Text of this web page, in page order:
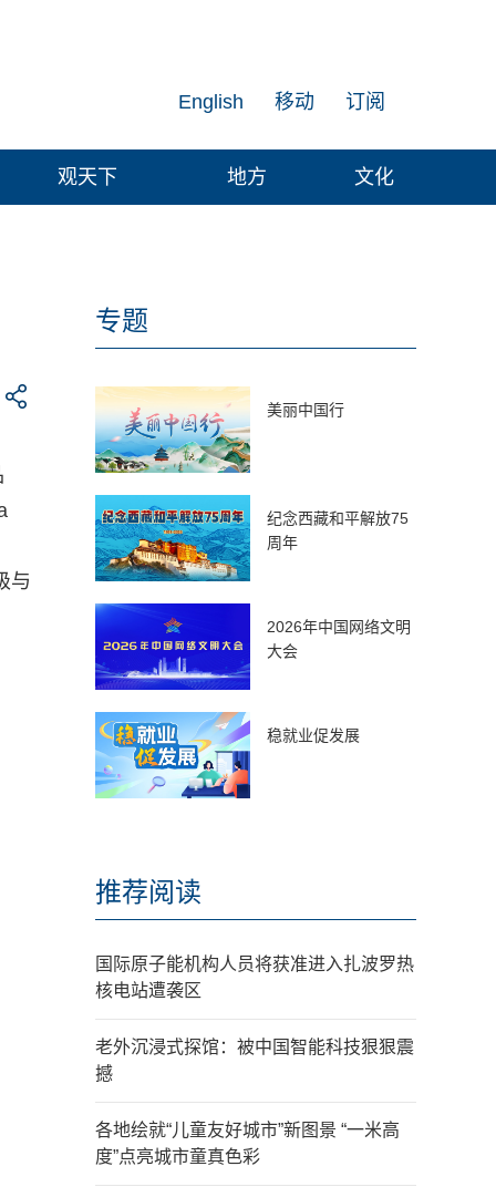
订阅
移动
English
观天下 地方 文化
与
专题
美丽中国行
纪念西藏和平解放75
周年
2026年中国网络文明
大会
稳就业促发展
推荐阅读
国际原子能机构人员将获准进入扎波罗热
核电站遭袭区
老外沉浸式探馆：被中国智能科技狠狠震
撼
各地绘就“儿童友好城市”新图景 “一米高
度”点亮城市童真色彩